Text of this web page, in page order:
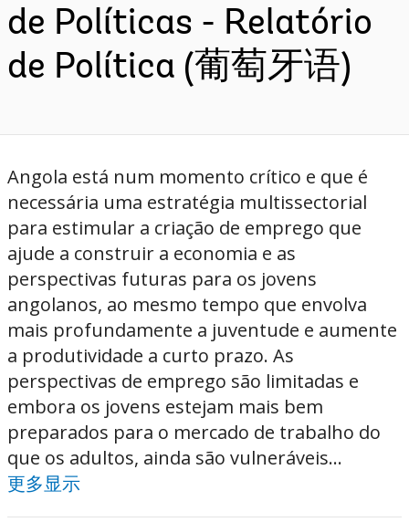
de Políticas - Relatório
de Política (葡萄牙语)
Angola está num momento crítico e que é
necessária uma estratégia multissectorial
para estimular a criação de emprego que
ajude a construir a economia e as
perspectivas futuras para os jovens
angolanos, ao mesmo tempo que envolva
mais profundamente a juventude e aumente
a produtividade a curto prazo. As
perspectivas de emprego são limitadas e
embora os jovens estejam mais bem
preparados para o mercado de trabalho do
que os adultos, ainda são vulneráveis...
更多显示